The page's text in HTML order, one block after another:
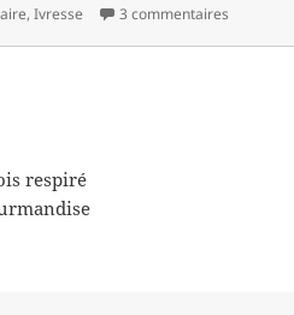
,Ivresse 3 commentaires
respiré